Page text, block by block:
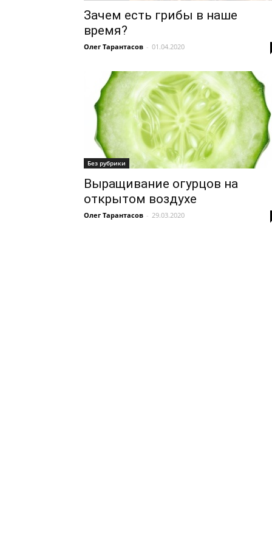
Зачем есть грибы в наше
время?
Олег Тарантасов - 01.04.2020
Без рубрики
Выращивание огурцов на
открытом воздухе
Олег Тарантасов - 29.03.2020